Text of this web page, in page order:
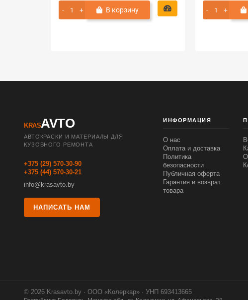
В корзину
KRASAVTO
АВТОКРАСКИ И МАТЕРИАЛЫ ДЛЯ
КУЗОВНОГО РЕМОНТА
+375 (29) 570-30-90
+375 (44) 570-30-21
info@krasavto.by
НАПИСАТЬ НАМ
ИНФОРМАЦИЯ
О нас
Оплата и доставка
Политика
безопасности
Публичная оферта
Гарантия и возврат
товара
© 2026 Krasavto.by · ООО «Колеркар» · УНП 693413665